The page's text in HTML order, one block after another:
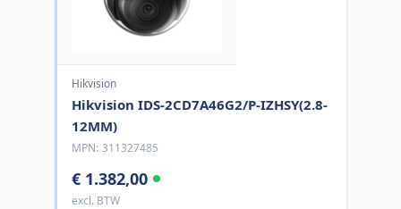
Hikvision
Hikvision IDS-2CD7A46G2/P-IZHSY(2.8-
12MM)
MPN: 311327485
€ 1.382,00
excl. BTW